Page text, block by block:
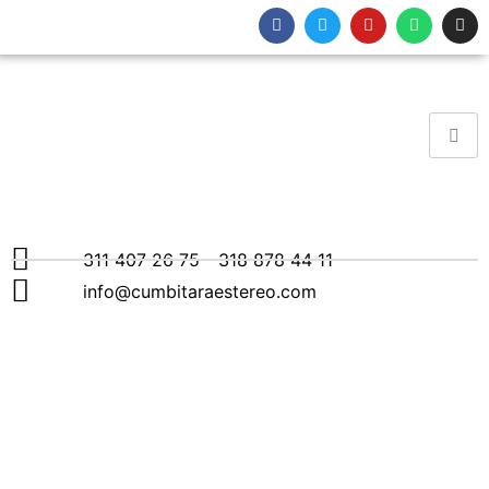
311 407 26 75 - 318 878 44 11
info@cumbitaraestereo.com